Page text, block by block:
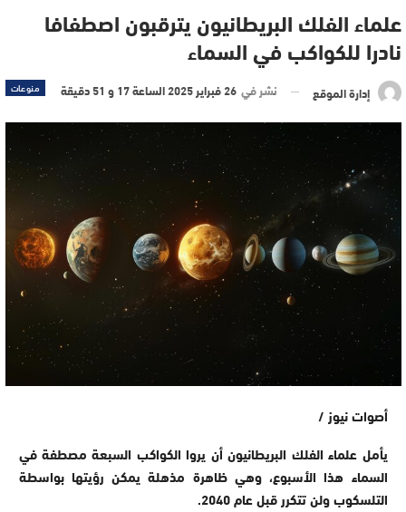
علماء الفلك البريطانيون يترقبون اصطفافا
نادرا للكواكب في السماء
منوعات إدارة الموقع نشر في 26 فبراير 2025 الساعة 17 و 51 دقيقة
أصوات نيوز /
يأمل علماء الفلك البريطانيون أن يروا الكواكب السبعة مصطفة في
السماء هذا الأسبوع، وهي ظاهرة مذهلة يمكن رؤيتها بواسطة
التلسكوب ولن تتكرر قبل عام 2040.